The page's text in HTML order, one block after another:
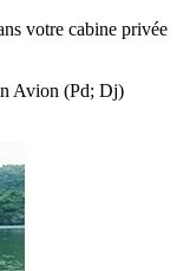
votre cabine privée
Avion (Pd; Dj)